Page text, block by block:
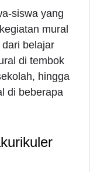
siswa yang
mural
belajar
di tembok
hingga
di beberapa